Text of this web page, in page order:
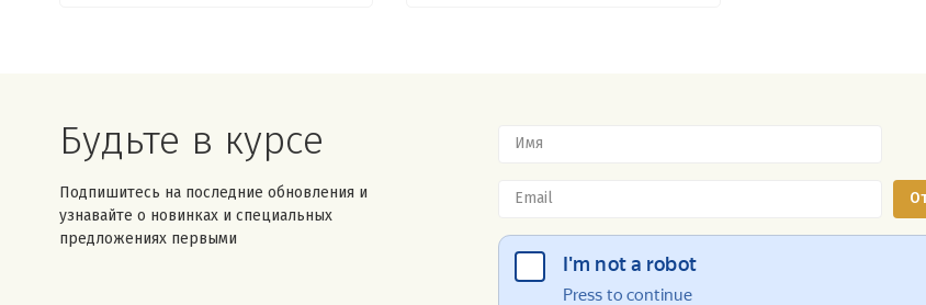
Будьте в курсе
Подпишитесь на последние обновления и
узнавайте о новинках и специальных
предложениях первыми